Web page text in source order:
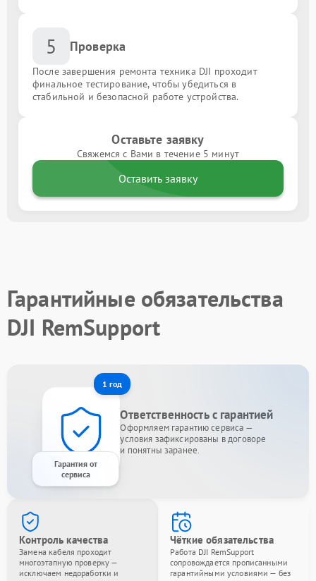
5 Проверка
После завершения ремонта техника DJI проходит
финальное тестирование, чтобы убедиться в
стабильной и безопасной работе устройства.
Оставьте заявку
Свяжемся с Вами в течение 5 минут
Оставить заявку
Гарантийные обязательства
DJI RemSupport
1 год
Гарантия от
сервиса
Ответственность с гарантией
Оформляем гарантию сервиса —
условия зафиксированы в договоре
и понятны заранее.
Контроль качества
Замена кабеля проходит
многоэтапную проверку —
исключаем недоработки и
Чёткие обязательства
Работа DJI RemSupport
сопровождается прописанными
гарантийными условиями — без